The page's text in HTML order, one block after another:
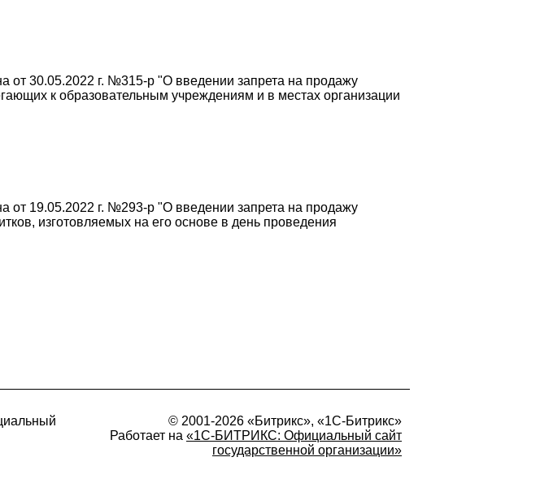
от 30.05.2022 г. №315-р "О введении запрета на продажу
к образовательным учреждениям и в местах организации
от 19.05.2022 г. №293-р "О введении запрета на продажу
изготовляемых на его основе в день проведения
© 2001-2026 «Битрикс», «1С-Битрикс»
Работает на «1С-БИТРИКС: Официальный сайт
государственной организации»